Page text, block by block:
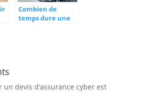
Combien de
temps dure une
devis d’assurance cyber est